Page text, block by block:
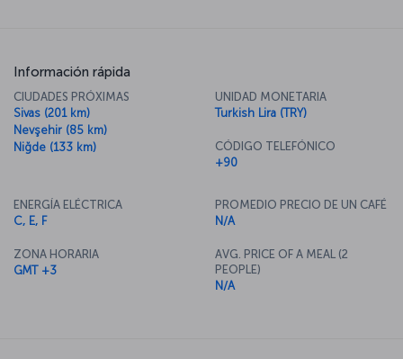
Información rápida
CIUDADES PRÓXIMAS
Sivas (201 km)
Nevşehir (85 km)
Niğde (133 km)
UNIDAD MONETARIA
Turkish Lira (TRY)
CÓDIGO TELEFÓNICO
+90
ENERGÍA ELÉCTRICA
C, E, F
ZONA HORARIA
GMT +3
PROMEDIO PRECIO DE UN CAFÉ
N/A
AVG. PRICE OF A MEAL (2
PEOPLE)
N/A